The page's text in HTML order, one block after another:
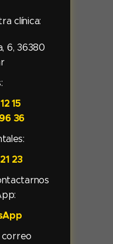
clínica:
6, 36380
15
36
23
correo